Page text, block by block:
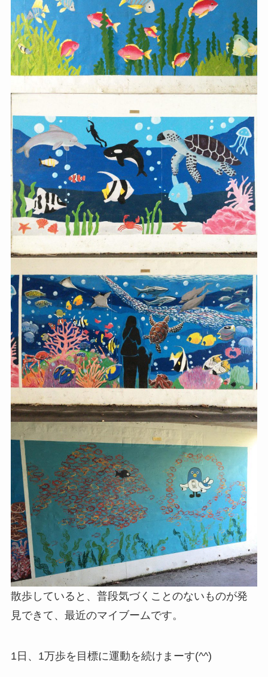
散歩していると、普段気づくことのないものが発
見できて、最近のマイブームです。
1日、1万歩を目標に運動を続けまーす(^^)